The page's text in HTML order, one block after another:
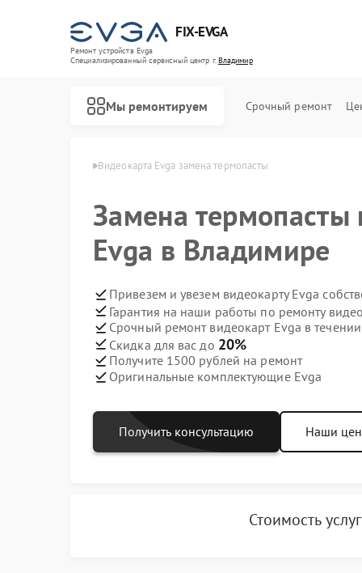
FIX-EVGA
Ремонт устройств Evga
Специализированный cервисный центр г.Владимир
Мы ремонтируем Срочный ремонт
Evga в Владимире Видеокарта Evga замена термопасты
Замена термопасты
Evga в Владимире
Привезем и увезем видеокарту Evga
Гарантия на наши работы по ремонту
Срочный ремонт видеокарт Evga в течении
Скидка для вас до 20%
Получите 1500 рублей на ремонт
Оригинальные комплектующие Evga
Получить консультацию Наши
Стоимость